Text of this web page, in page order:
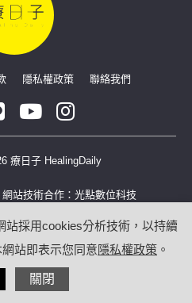
隱私權政策 聯絡我們
療日子 HealingDaily
網站技術合作： 光點數位科技
站採用cookies分析技術，以持續
站即表示您同意隱私權政策 。
關閉